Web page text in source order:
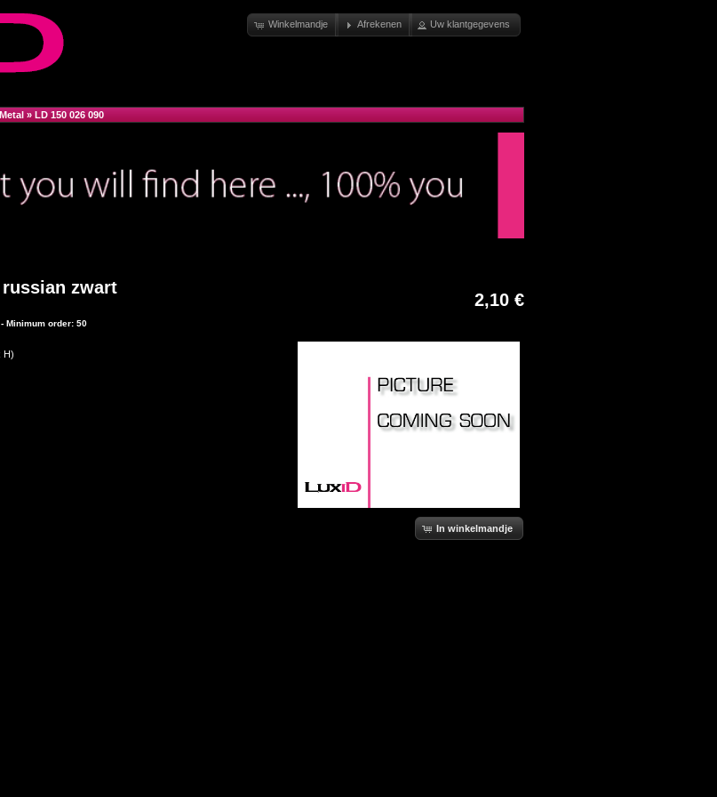
Winkelmandje Afrekenen Uw klantgegevens
» LD 150 026 090
2,10 €
zwart
Minimum order: 50
H)
In winkelmandje